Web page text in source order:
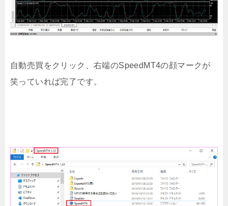
自動売買をクリック、右端のSpeedMT4の顔マークが
笑っていれば完了です。